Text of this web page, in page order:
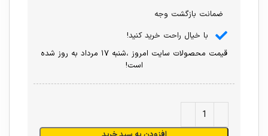
ضمانت بازگشت وجه
با خیال راحت خرید کنید!
قیمت محصولات سایت امروز ،شنبه ۱۷ مرداد به روز شده
است!